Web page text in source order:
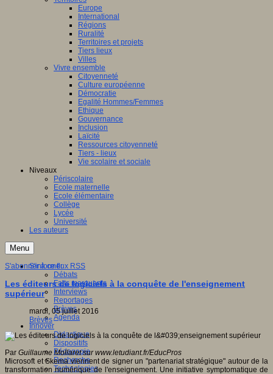
Europe
International
Régions
Ruralité
Territoires et projets
Tiers lieux
Villes
Vivre ensemble
Citoyenneté
Culture européenne
Démocratie
Egalité Hommes/Femmes
Ethique
Gouvernance
Inclusion
Laïcité
Ressources citoyenneté
Tiers - lieux
Vie scolaire et sociale
Niveaux
Périscolaire
Ecole maternelle
Ecole élémentaire
Collège
Lycée
Université
Les auteurs
Menu
S'informer
Débats
Faits marquants
Interviews
Reportages
Brèves
Agenda
Innover
Didactique
Dispositifs
Pédagogie
Recherche
Technologies
S'abonner à ce flux RSS
Les éditeurs de logiciels à la conquête de l'enseignement
supérieur
mardi, 05 juillet 2016
Brèves
Par Guillaume Mollaret sur www.letudiant.fr/EducPros
Microsoft et Skema viennent de signer un "partenariat stratégique" autour de la
transformation numérique de l'enseignement. Une initiative symptomatique de